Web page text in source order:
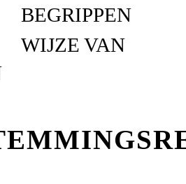
BEGRIPPEN
WIJZE VAN